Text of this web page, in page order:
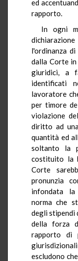
ed
rapporto.
In ogni
l'ordinanza
dalla Corte
giuridici, a
identificati
lavoratore
per timore
violazione
diritto ad
quantità ed
soltanto la
costituito la
Corte
pronunzia
infondata
norma che
degli stipendi
della forza
rapporto di
escludono